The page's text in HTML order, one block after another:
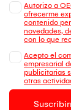
Autorizo a
ofrecerme
contenido
novedades,
con lo que
Acepto el
empresarial
publicitarias
otras